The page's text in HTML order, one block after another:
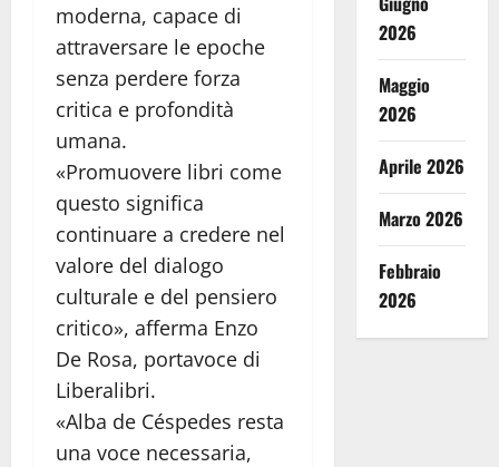
moderna, capace di
attraversare le epoche
senza perdere forza
critica e profondità
umana.
«Promuovere libri come
questo significa
continuare a credere nel
valore del dialogo
culturale e del pensiero
critico», afferma Enzo
De Rosa, portavoce di
Liberalibri.
«Alba de Céspedes resta
una voce necessaria,
2026
Maggio
2026
Aprile 2026
Marzo 2026
Febbraio
2026